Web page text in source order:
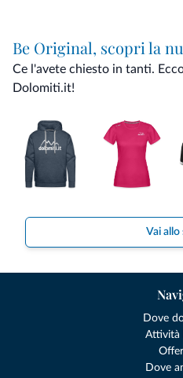
Be Original, scopri la
Ce l'avete chiesto in tanti.
Dolomiti.it!
Vai allo
Dove
Attività
Dove